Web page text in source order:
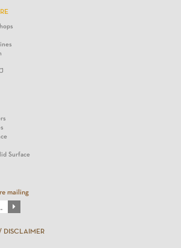
Surface
mailing
DISCLAIMER